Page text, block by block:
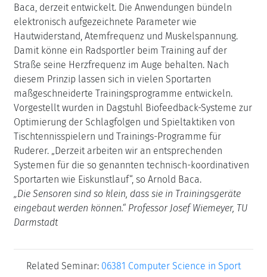
Baca, derzeit entwickelt. Die Anwendungen bündeln
elektronisch aufgezeichnete Parameter wie
Hautwiderstand, Atemfrequenz und Muskelspannung.
Damit könne ein Radsportler beim Training auf der
Straße seine Herzfrequenz im Auge behalten. Nach
diesem Prinzip lassen sich in vielen Sportarten
maßgeschneiderte Trainingsprogramme entwickeln.
Vorgestellt wurden in Dagstuhl Biofeedback-Systeme zur
Optimierung der Schlagfolgen und Spieltaktiken von
Tischtennisspielern und Trainings-Programme für
Ruderer. „Derzeit arbeiten wir an entsprechenden
Systemen für die so genannten technisch-koordinativen
Sportarten wie Eiskunstlauf“, so Arnold Baca.
„Die Sensoren sind so klein, dass sie in Trainingsgeräte
eingebaut werden können.“ Professor Josef Wiemeyer, TU
Darmstadt
Related Seminar: 06381 Computer Science in Sport